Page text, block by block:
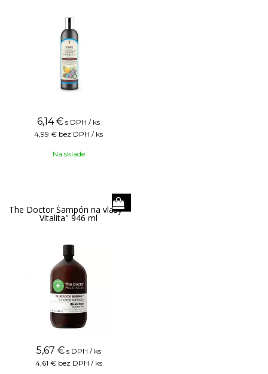
6,14 € s DPH / ks
4,99 € bez DPH / ks
Na sklade
The Doctor Šampón na vlasy "
Vitalita" 946 ml
5,67 € s DPH / ks
4,61 € bez DPH / ks